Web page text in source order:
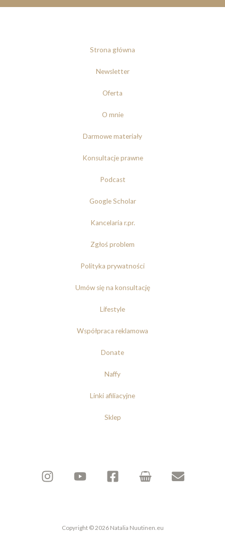
Strona główna
Newsletter
Oferta
O mnie
Darmowe materiały
Konsultacje prawne
Podcast
Google Scholar
Kancelaria r.pr.
Zgłoś problem
Polityka prywatności
Umów się na konsultację
Lifestyle
Współpraca reklamowa
Donate
Naffy
Linki afiliacyjne
Sklep
Copyright © 2026 Natalia Nuutinen.eu